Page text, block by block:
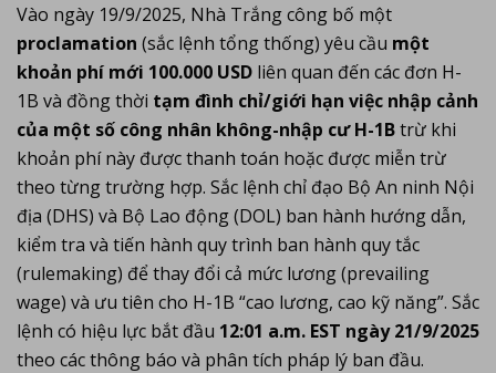
Vào ngày 19/9/2025, Nhà Trắng công bố một
proclamation (sắc lệnh tổng thống) yêu cầu một
khoản phí mới 100.000 USD liên quan đến các đơn H-
1B và đồng thời tạm đình chỉ/giới hạn việc nhập cảnh
của một số công nhân không-nhập cư H-1Btrừ khi
khoản phí này được thanh toán hoặc được miễn trừ
theo từng trường hợp. Sắc lệnh chỉ đạo Bộ An ninh Nội
địa (DHS) và Bộ Lao động (DOL) ban hành hướng dẫn,
kiểm tra và tiến hành quy trình ban hành quy tắc
(rulemaking) để thay đổi cả mức lương (prevailing
wage) và ưu tiên cho H-1B “cao lương, cao kỹ năng”. Sắc
lệnh có hiệu lực bắt đầu 12:01 a.m. EST ngày 21/9/2025
theo các thông báo và phân tích pháp lý ban đầu.